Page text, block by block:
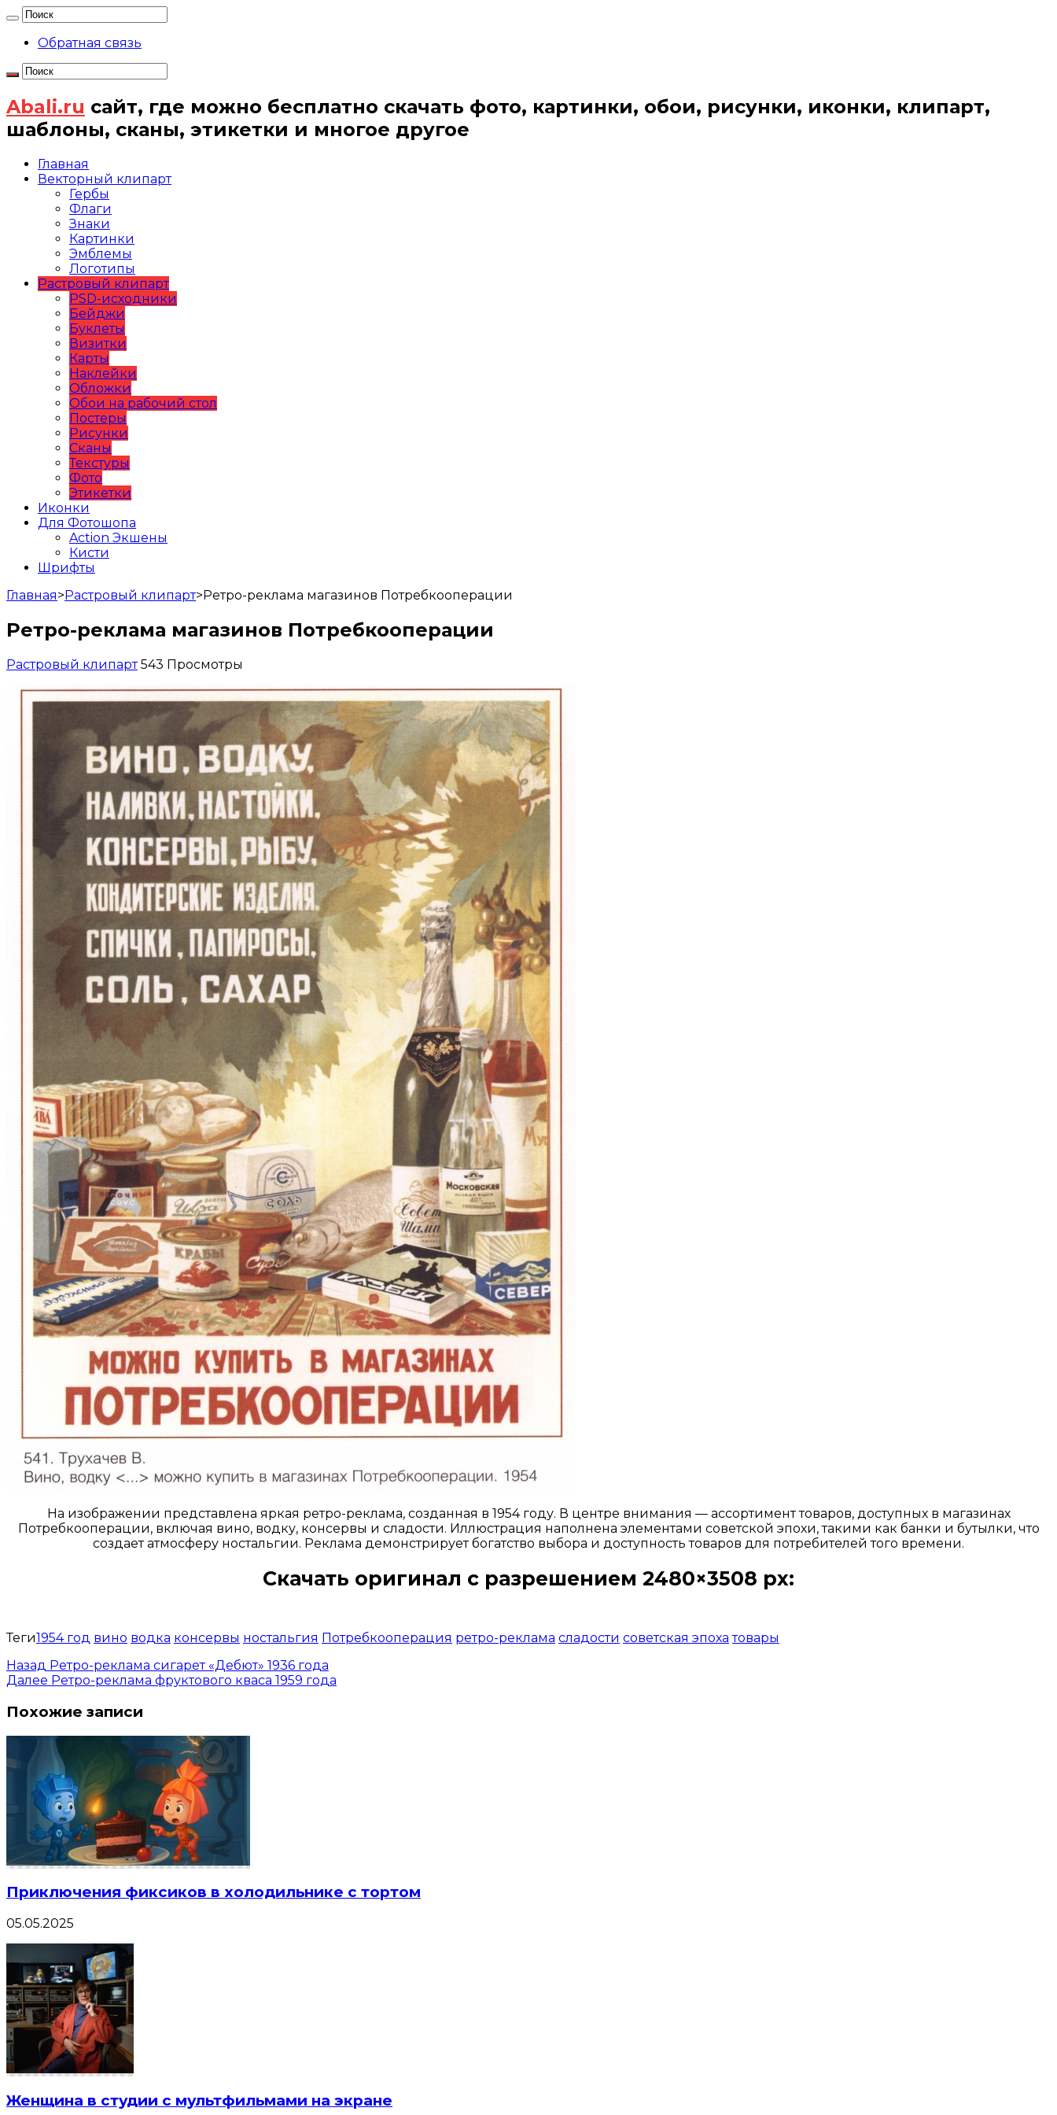
Обратная связь
Abali.ru сайт, где можно бесплатно скачать фото, картинки, обои, рисунки, иконки, клипарт,
шаблоны, сканы, этикетки и многое другое
Главная
Векторный клипарт
Гербы
Флаги
Знаки
Картинки
Эмблемы
Логотипы
Растровый клипарт
PSD-исходники
Бейджи
Буклеты
Визитки
Карты
Наклейки
Обложки
Обои на рабочий стол
Постеры
Рисунки
Сканы
Текстуры
Фото
Этикетки
Иконки
Для Фотошопа
Action Экшены
Кисти
Шрифты
Главная>Растровый клипарт>Ретро-реклама магазинов Потребкооперации
Ретро-реклама магазинов Потребкооперации
Растровый клипарт 543 Просмотры
На изображении представлена яркая ретро-реклама, созданная в 1954 году. В центре внимания — ассортимент товаров, доступных в магазинах
Потребкооперации, включая вино, водку, консервы и сладости. Иллюстрация наполнена элементами советской эпохи, такими как банки и бутылки, что
создает атмосферу ностальгии. Реклама демонстрирует богатство выбора и доступность товаров для потребителей того времени.
Скачать оригинал с разрешением 2480×3508 px:
Теги1954 год вино водка консервы ностальгия Потребкооперация ретро-реклама сладости советская эпоха товары
Назад Ретро-реклама сигарет «Дебют» 1936 года
Далее Ретро-реклама фруктового кваса 1959 года
Похожие записи
Приключения фиксиков в холодильнике с тортом
05.05.2025
Женщина в студии с мультфильмами на экране